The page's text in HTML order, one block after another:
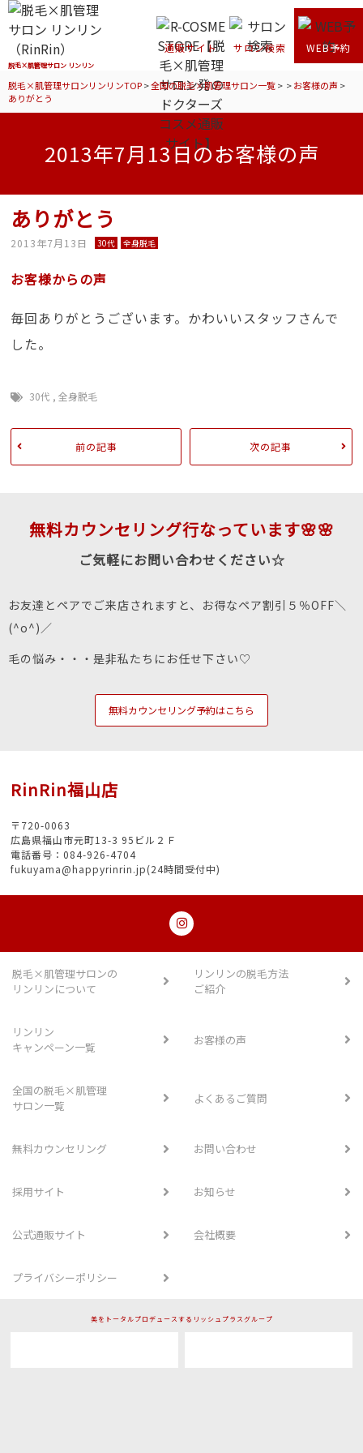
脱毛×肌管理サロン リンリン
通販サイト サロン検索 WEB予約
脱毛×肌管理サロンリンリンTOP>全国の脱毛×肌管理サロン一覧> >お客様の声 >
ありがとう
2013年7月13日のお客様の声
ありがとう
2013年7月13日 30代 全身脱毛
お客様からの声
毎回ありがとうございます。かわいいスタッフさんで
した。
30代 ,全身脱毛
前の記事 次の記事
無料カウンセリング行なっています🌸🌸
ご気軽にお問い合わせください☆
お友達とペアでご来店されますと、お得なペア割引５％OFF＼
(^o^)／
毛の悩み・・・是非私たちにお任せ下さい♡
無料カウンセリング予約はこちら
RinRin福山店
〒720-0063
広島県福山市元町13-3 95ビル２Ｆ
電話番号：084-926-4704
fukuyama@happyrinrin.jp(24時間受付中)
脱毛×肌管理サロンの
リンリンについて
リンリンの脱毛方法
ご紹介
リンリン
キャンペーン一覧
お客様の声
全国の脱毛×肌管理
サロン一覧
よくあるご質問
無料カウンセリング お問い合わせ
採用サイト お知らせ
公式通販サイト 会社概要
プライバシーポリシー
美をトータルプロデュースするリッシュプラスグループ